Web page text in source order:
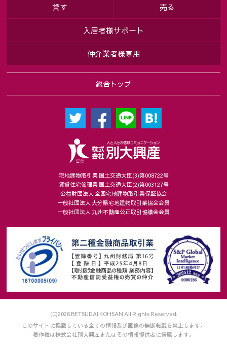
宅地建物取引業 国土交通大臣(3)第008722号
賃貸住宅管理業 国土交通大臣(2)第003127号
公益財団法人 全国宅地建物取引業保証協会
一般社団法人 大分県宅地建物取引業協会会員
一般社団法人 九州不動産公正取引協議会会員
総合トップ
貸す 売る
入居者様サポート
仲介業者様専用
(C)2026 BETSUDAI KOHSAN All Rights Reserved.
このサイトに掲載している全ての情報及び画像の無断転載を禁止します。
著作権は株式会社別大興産またはその情報提供者に帰属します。